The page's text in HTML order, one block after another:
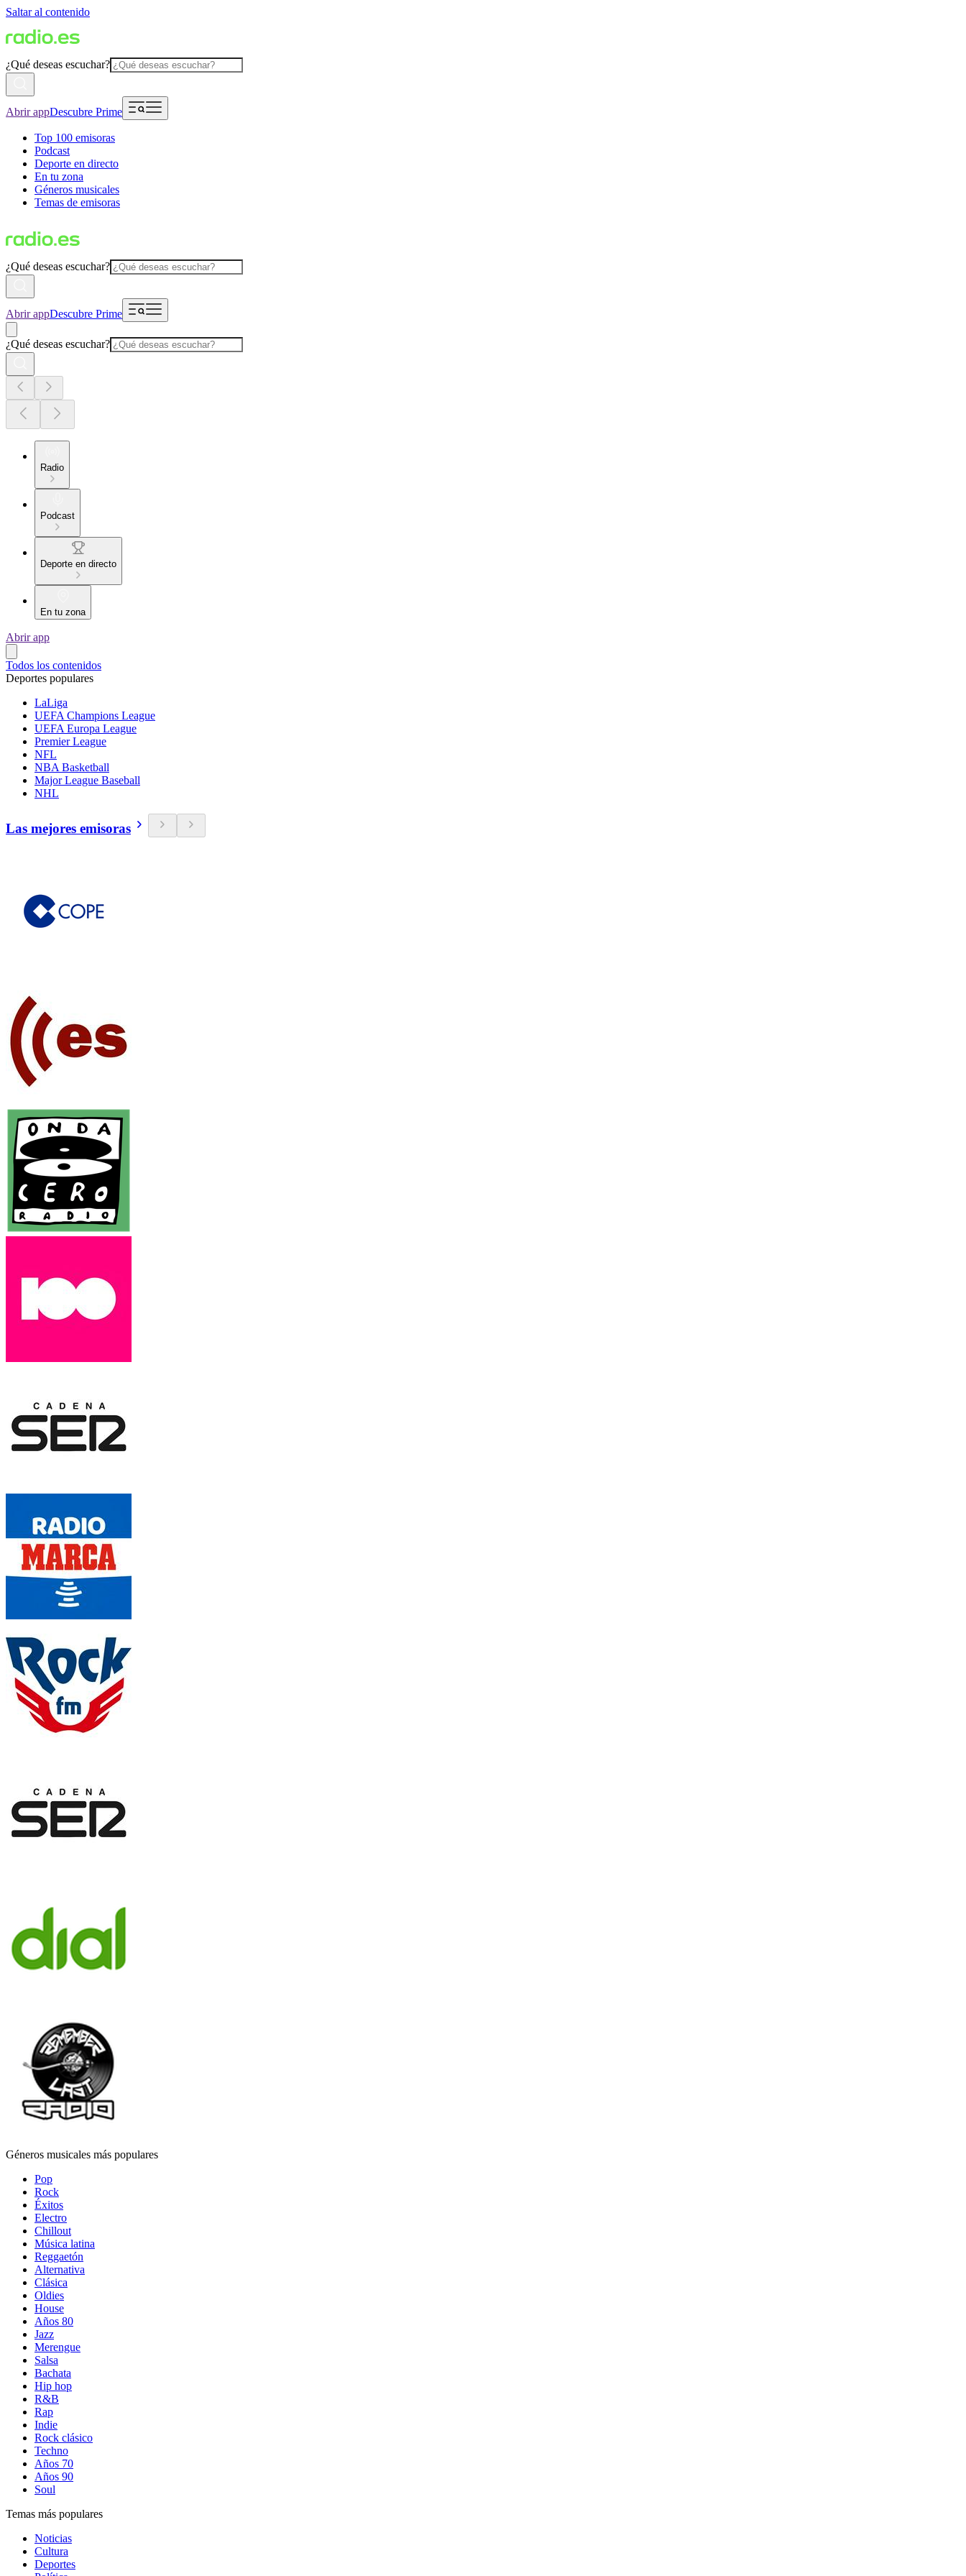
Saltar al contenido
¿Qué deseas escuchar?
Abrir appDescubre Prime
Top 100 emisoras
Podcast
Deporte en directo
En tu zona
Géneros musicales
Temas de emisoras
¿Qué deseas escuchar?
Abrir appDescubre Prime
¿Qué deseas escuchar?
Radio
Podcast
Deporte en directo
En tu zona
Abrir app
Todos los contenidos
Deportes populares
LaLiga
UEFA Champions League
UEFA Europa League
Premier League
NFL
NBA Basketball
Major League Baseball
NHL
Las mejores emisoras
Géneros musicales más populares
Pop
Rock
Éxitos
Electro
Chillout
Música latina
Reggaetón
Alternativa
Clásica
Oldies
House
Años 80
Jazz
Merengue
Salsa
Bachata
Hip hop
R&B
Rap
Indie
Rock clásico
Techno
Años 70
Años 90
Soul
Temas más populares
Noticias
Cultura
Deportes